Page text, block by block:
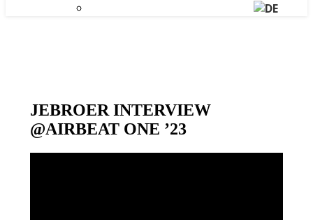
JEBROER INTERVIEW
@AIRBEAT ONE ’23